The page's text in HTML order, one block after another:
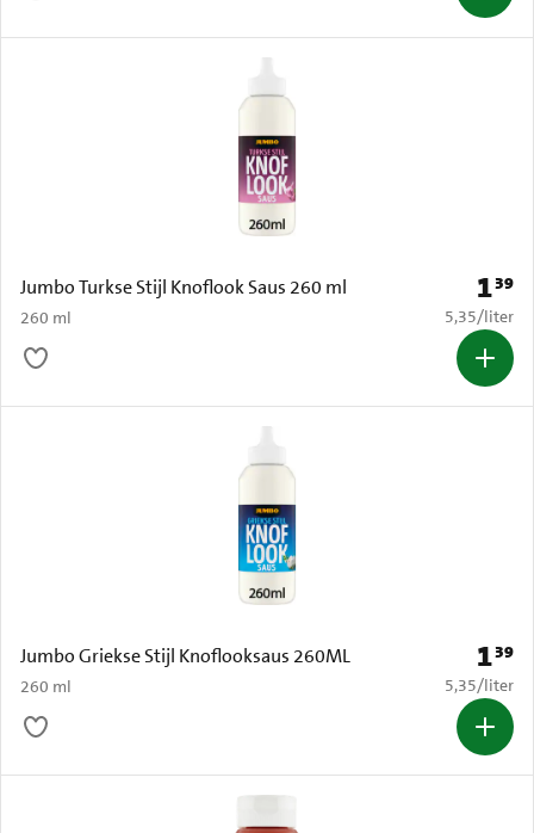
Jumbo Turkse Stijl Knoflook Saus 260 ml
260 ml
Prijs:
139
€ 5,35 per
5,35/liter
Jumbo Griekse Stijl Knoflooksaus 260ML
260 ml
Prijs:
139
€ 5,35 per
5,35/liter